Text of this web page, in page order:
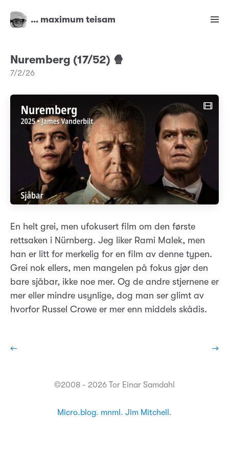
… maximum teisam
Nuremberg (17/52) 🍿
7/2/26
En helt grei, men ufokusert film om den første
rettsaken i Nürnberg. Jeg liker Rami Malek, men
han er litt for merkelig for en film av denne typen.
Grei nok ellers, men mangelen på fokus gjør den
bare sjåbar, ikke noe mer. Og de andre stjernene er
mer eller mindre usynlige, dog man ser glimt av
hvorfor Russel Crowe er mer enn middels skådis.
← →
©2008 - 2026 Tor Einar Samdahl
Micro.blog. mnml . Jim Mitchell .